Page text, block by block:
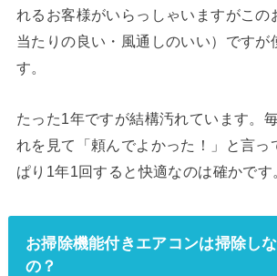
れるお客様がいらっしゃいますがこの
当たりの良い・風通しのいい）ですが
す。
たった1年ですが結構汚れています。
れを見て「頼んでよかった！」と言っ
ぱり1年1回すると快適なのは確かです
お掃除機能付きエアコンは掃除し
の？